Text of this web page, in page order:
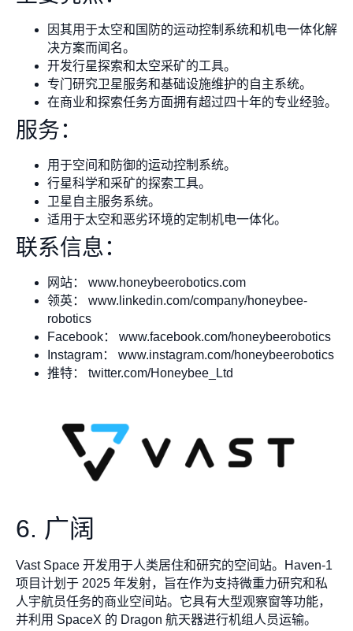
因其用于太空和国防的运动控制系统和机电一体化解
决方案而闻名。
开发行星探索和太空采矿的工具。
专门研究卫星服务和基础设施维护的自主系统。
在商业和探索任务方面拥有超过四十年的专业经验。
服务：
用于空间和防御的运动控制系统。
行星科学和采矿的探索工具。
卫星自主服务系统。
适用于太空和恶劣环境的定制机电一体化。
联系信息：
网站： www.honeybeerobotics.com
领英： www.linkedin.com/company/honeybee-
robotics
Facebook： www.facebook.com/honeybeerobotics
Instagram： www.instagram.com/honeybeerobotics
推特： twitter.com/Honeybee_Ltd
6. 广阔
Vast Space 开发用于人类居住和研究的空间站。Haven-1
项目计划于 2025 年发射，旨在作为支持微重力研究和私
人宇航员任务的商业空间站。它具有大型观察窗等功能，
并利用 SpaceX 的 Dragon 航天器进行机组人员运输。